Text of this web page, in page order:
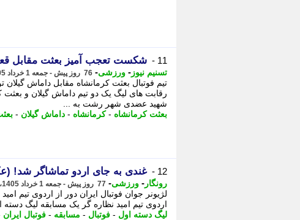
11 - شکست تعجب آمیز بعثت مقابل
تسنیم نیوز - ورزشی- 76 روز پیش - جمعه 1 خرداد 1405، 10:15
تیم فوتبال بعثت کرمانشاه مقابل داماش
رقابت های لیگ یک دو تیم داماش گیلان و
شهید عضدی شهر رشت به ...
بعثت کرمانشاه -کرمانشاه - داماش گیلان -
12 - غندی به جای اردو تماشاگر شد!
رونگار - ورزشی- 77 روز پیش - جمعه 1 خرداد 1405، 00:22
لژیونر جوان فوتبال ایران دور از اردوی تیم
اردوی تیم امید نظاره گر یک مسابقه لیگ
لیگ دسته اول - فوتبال - مسابقه - فوتبال ایران